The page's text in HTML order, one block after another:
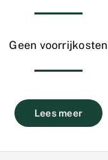
Geen voorrijkosten
Lees meer